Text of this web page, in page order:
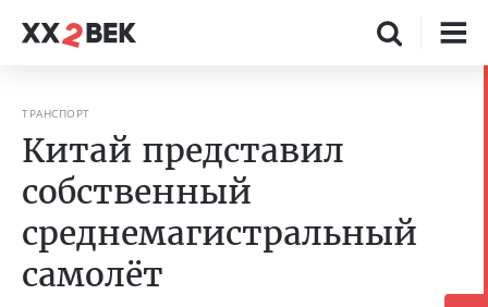
ТРАНСПОРТ
Китай представил
собственный
среднемагистральный
самолёт